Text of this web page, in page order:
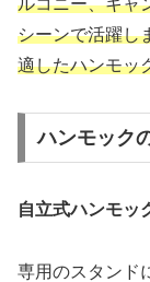
ルコニー、キャ
シーンで活躍し
適したハンモッ
ハンモック
自立式ハンモッ
専用のスタンド